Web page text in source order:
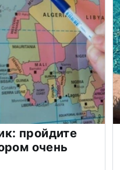
пройдите
очень